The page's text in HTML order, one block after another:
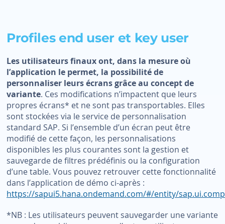
Profiles end user et key user
Les utilisateurs finaux ont, dans la mesure où
l’application le permet, la possibilité de
personnaliser leurs écrans grâce au concept de
variante. Ces modifications n’impactent que leurs
propres écrans* et ne sont pas transportables. Elles
sont stockées via le service de personnalisation
standard SAP. Si l’ensemble d’un écran peut être
modifié de cette façon, les personnalisations
disponibles les plus courantes sont la gestion et
sauvegarde de filtres prédéfinis ou la configuration
d’une table. Vous pouvez retrouver cette fonctionnalité
dans l’application de démo ci-après :
https://sapui5.hana.ondemand.com/#/entity/
*NB : Les utilisateurs peuvent sauvegarder une variante